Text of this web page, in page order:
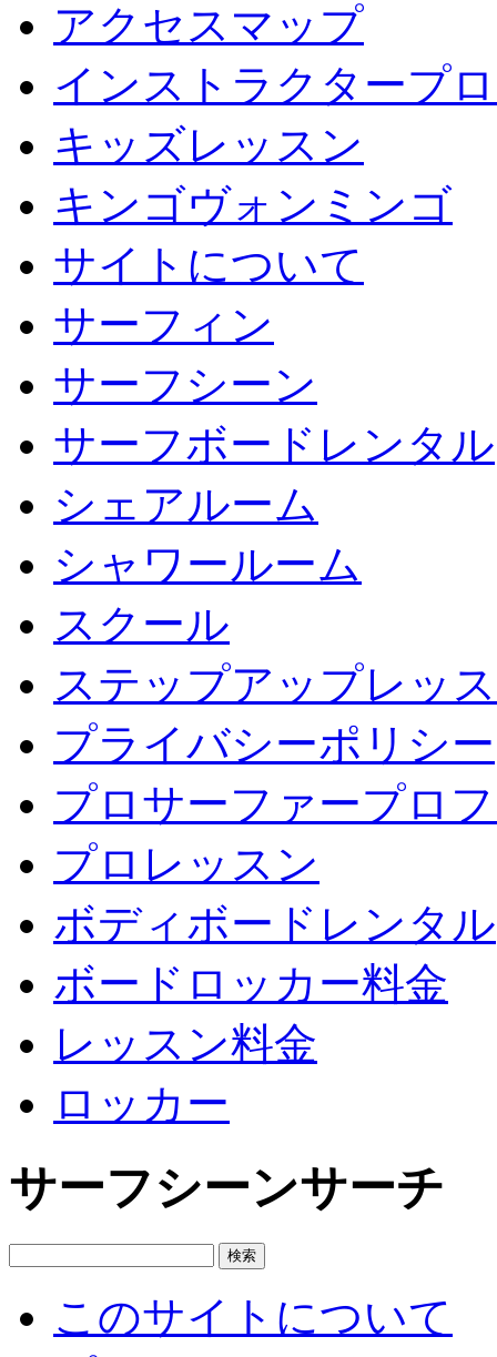
アクセスマップ
インストラクタープ
キッズレッスン
キンゴヴォンミンゴ
サイトについて
サーフィン
サーフシーン
サーフボードレンタル
シェアルーム
シャワールーム
スクール
ステップアップレッ
プライバシーポリシー
プロサーファープロ
プロレッスン
ボディボードレンタル
ボードロッカー料金
レッスン料金
ロッカー
サーフシーンサーチ
このサイトについて